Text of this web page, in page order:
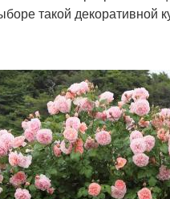
такой декоративной